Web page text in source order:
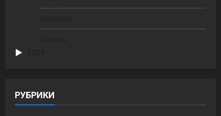
РУБРИКИ